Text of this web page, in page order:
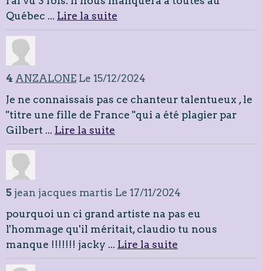
Québec ... Lire la suite
4 ANZALONE Le 15/12/2024
Je ne connaissais pas ce chanteur talentueux , le
"titre une fille de France "qui a été plagier par
Gilbert ... Lire la suite
5 jean jacques martis Le 17/11/2024
pourquoi un ci grand artiste na pas eu
l'hommage qu'il méritait, claudio tu nous
manque !!!!!!! jacky ... Lire la suite